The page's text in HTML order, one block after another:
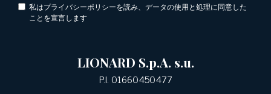
私はプライバシーポリシーを読み、データの使用と処理に同意した
ことを宣言します
LIONARD S.p.A. s.u.
P.I. 01660450477